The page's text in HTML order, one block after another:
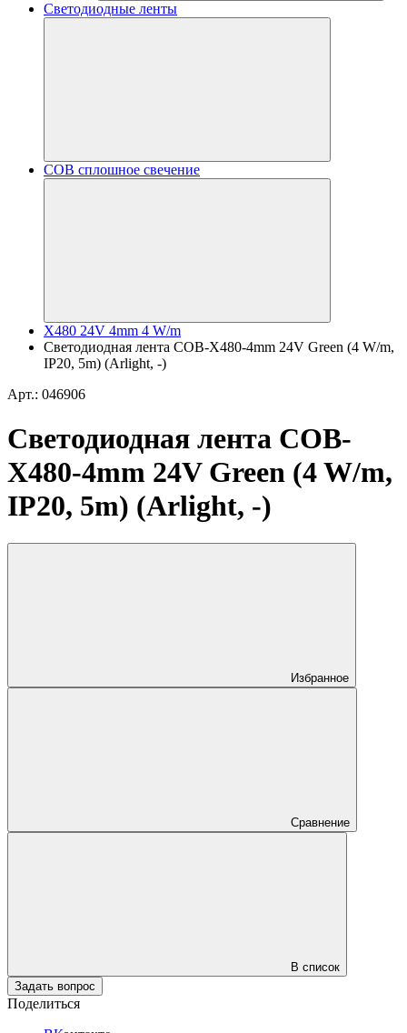
Светодиодные ленты
COB сплошное свечение
X480 24V 4mm 4 W/m
Светодиодная лента COB-X480-4mm 24V Green (4 W/m,
IP20, 5m) (Arlight, -)
Арт.: 046906
Светодиодная лента COB-
X480-4mm 24V Green (4 W/m,
IP20, 5m) (Arlight, -)
Избранное
Сравнение
В список
Задать вопрос
Поделиться